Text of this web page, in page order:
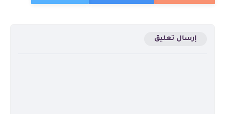
إرسال تعليق